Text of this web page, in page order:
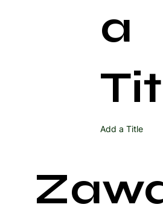
a
Add a Title